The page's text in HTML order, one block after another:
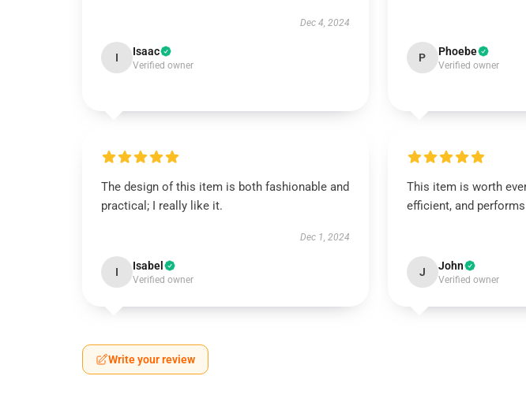
Dec 4, 2024
I Isaac
Verified owner
P Phoebe
Verified owner
The design of this item is both fashionable and
practical; I really like it.
Dec 1, 2024
I Isabel
Verified owner
This item is worth
efficient, and
J John
Verified owner
Write your review